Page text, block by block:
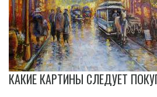
КАКИЕ КАРТИНЫ СЛЕДУЕТ